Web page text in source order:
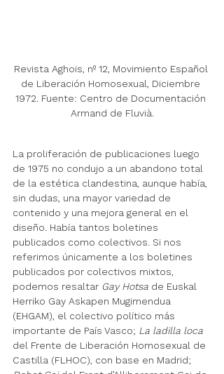
Revista Aghois, nº 12, Movimiento Español
de Liberación Homosexual, Diciembre
1972. Fuente: Centro de Documentación
Armand de Fluvià.
La proliferación de publicaciones luego
de 1975 no condujo a un abandono total
de la estética clandestina, aunque había,
sin dudas, una mayor variedad de
contenido y una mejora general en el
diseño. Había tantos boletines
publicados como colectivos. Si nos
referimos únicamente a los boletines
publicados por colectivos mixtos,
podemos resaltar Gay Hotsa de Euskal
Herriko Gay Askapen Mugimendua
(EHGAM), el colectivo político más
importante de País Vasco; La ladilla loca
del Frente de Liberación Homosexual de
Castilla (FLHOC), con base en Madrid;